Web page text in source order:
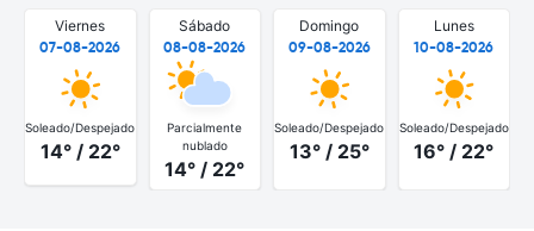
Viernes
07-08-2026
Soleado/Despejado
14° / 22°
Sábado
08-08-2026
Parcialmente
nublado
14° / 22°
Domingo
09-08-2026
Soleado/Despejado
13° / 25°
Lunes
10-08-2026
Soleado/Despejado
16° / 22°